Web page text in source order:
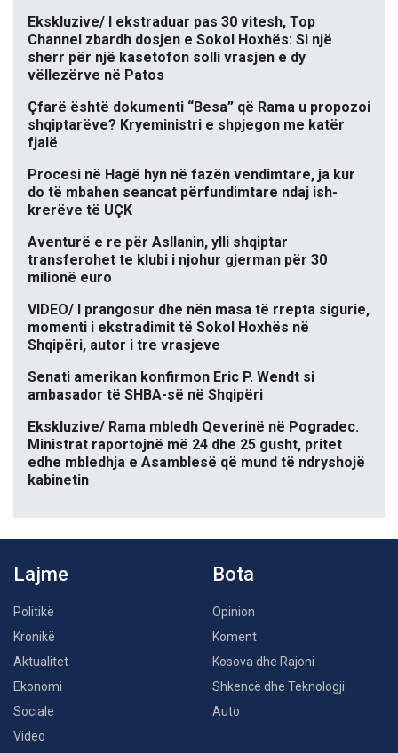
Ekskluzive/ I ekstraduar pas 30 vitesh, Top
Channel zbardh dosjen e Sokol Hoxhës: Si një
sherr për një kasetofon solli vrasjen e dy
vëllezërve në Patos
Çfarë është dokumenti “Besa” që Rama u propozoi
shqiptarëve? Kryeministri e shpjegon me katër
fjalë
Procesi në Hagë hyn në fazën vendimtare, ja kur
do të mbahen seancat përfundimtare ndaj ish-
krerëve të UÇK
Aventurë e re për Asllanin, ylli shqiptar
transferohet te klubi i njohur gjerman për 30
milionë euro
VIDEO/ I prangosur dhe nën masa të rrepta sigurie,
momenti i ekstradimit të Sokol Hoxhës në
Shqipëri, autor i tre vrasjeve
Senati amerikan konfirmon Eric P. Wendt si
ambasador të SHBA-së në Shqipëri
Ekskluzive/ Rama mbledh Qeverinë në Pogradec.
Ministrat raportojnë më 24 dhe 25 gusht, pritet
edhe mbledhja e Asamblesë që mund të ndryshojë
kabinetin
Lajme
Politikë
Kronikë
Aktualitet
Ekonomi
Sociale
Video
Bota
Opinion
Koment
Kosova dhe Rajoni
Shkencë dhe Teknologji
Auto